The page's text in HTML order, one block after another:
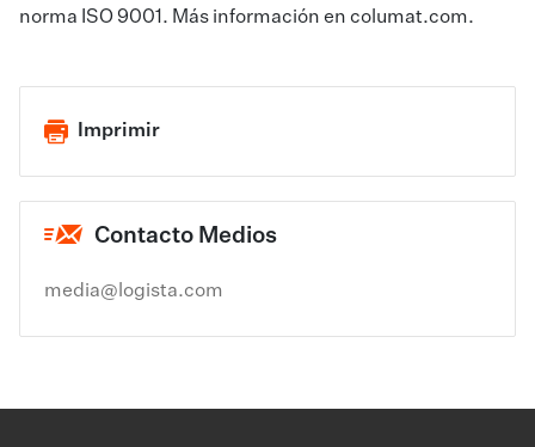
norma ISO 9001. Más información en columat.com.
Imprimir
Contacto Medios
media@logista.com